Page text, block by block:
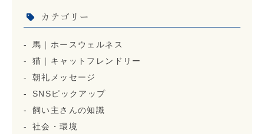
カテゴリー
馬｜ホースウェルネス
猫｜キャットフレンドリー
朝礼メッセージ
SNSピックアップ
飼い主さんの知識
社会・環境